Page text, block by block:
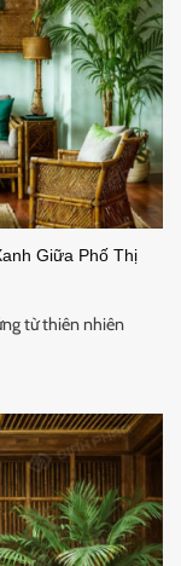
Giữa Phố Thị
từ thiên nhiên